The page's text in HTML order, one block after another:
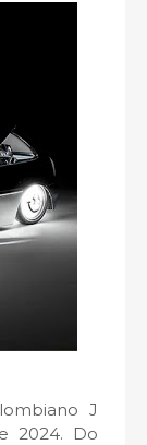
J
2024. Do